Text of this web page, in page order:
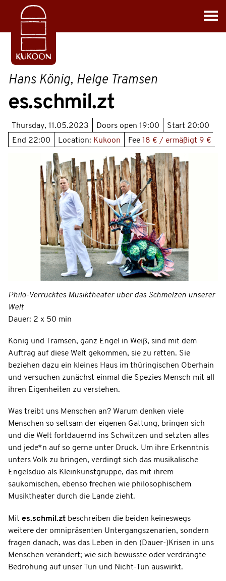
Hans König, Helge Tramsen
es.schmil.zt
Thursday, 11.05.2023 Doors open 19:00 Start 20:00
End 22:00 Location: Kukoon Fee 18 € / ermäßigt 9 €
Philo-Verrücktes Musiktheater über das Schmelzen unserer
Welt
Dauer: 2 x 50 min
König und Tramsen, ganz Engel in Weiß, sind mit dem
Auftrag auf diese Welt gekommen, sie zu retten. Sie
beziehen dazu ein kleines Haus im thüringischen Oberhain
und versuchen zunächst einmal die Spezies Mensch mit all
ihren Eigenheiten zu verstehen.
Was treibt uns Menschen an? Warum denken viele
Menschen so seltsam der eigenen Gattung, bringen sich
und die Welt fortdauernd ins Schwitzen und setzten alles
und jede*n auf so gerne unter Druck. Um ihre Erkenntnis
unters Volk zu bringen, verdingt sich das musikalische
Engelsduo als Kleinkunstgruppe, das mit ihrem
saukomischen, ebenso frechen wie philosophischem
Musiktheater durch die Lande zieht.
Mit es.schmil.zt beschreiben die beiden keineswegs
weitere der omnipräsenten Untergangszenarien, sondern
fragen danach, was das Leben in den (Dauer-)Krisen in uns
Menschen verändert; wie sich bewusste oder verdrängte
Bedrohung auf unser Tun und Nicht-Tun auswirkt.